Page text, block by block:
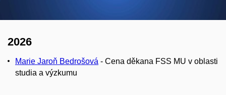
2026
Marie Jaroň Bedrošová - Cena děkana FSS MU v oblasti
studia a výzkumu